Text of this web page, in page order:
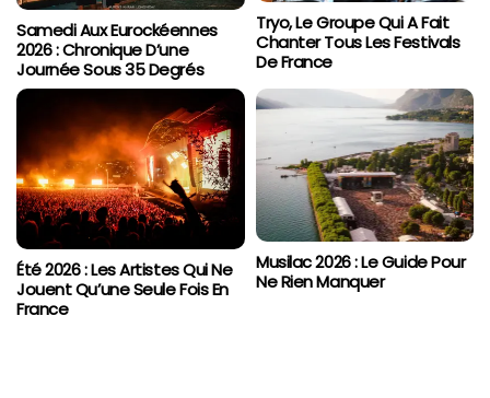
Samedi Aux Eurockéennes
2026 : Chronique D’une
Journée Sous 35 Degrés
Tryo, Le Groupe Qui A Fait
Chanter Tous Les Festivals
De France
Été 2026 : Les Artistes Qui Ne
Jouent Qu’une Seule Fois En
France
Musilac 2026 : Le Guide Pour
Ne Rien Manquer